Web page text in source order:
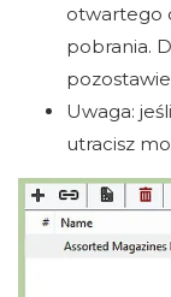
otwartego
pobrania.
Uwaga:
utracisz